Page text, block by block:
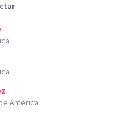
América